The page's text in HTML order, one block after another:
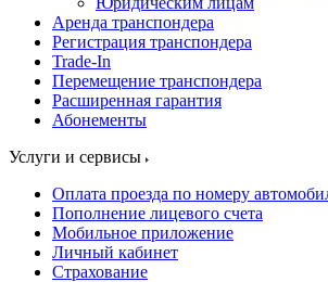
Аренда транспондера
Регистрация транспондера
Trade-In
Перемещение транспондера
Расширенная гарантия
Абонементы
Услуги и сервисы
Оплата проезда по номеру
Пополнение лицевого счета
Мобильное приложение
Личный кабинет
Страхование